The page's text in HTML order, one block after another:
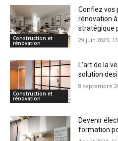
Construction et
rénovation
Confiez vos
rénovation
stratégique
29 juin 2025,
Construction et
rénovation
L’art de la
solution
8 septembre
Devenir
formation